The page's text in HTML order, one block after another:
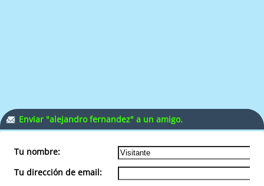
Enviar "alejandro fernandez" a un amigo.
Tu nombre:
Tu dirección de email: